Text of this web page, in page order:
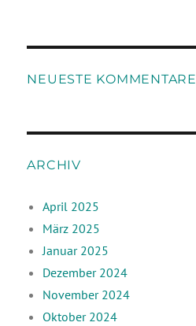
NEUESTE KOMMENTARE
ARCHIV
April 2025
März 2025
Januar 2025
Dezember 2024
November 2024
Oktober 2024